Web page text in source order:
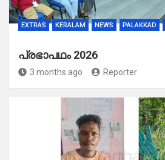
EXTRAS KERALAM NEWS PALAKKAD
പ്രഭാപഥം 2026
3 months ago Reporter